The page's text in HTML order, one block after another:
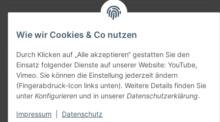
Wie wir Cookies & Co nutzen
Durch Klicken auf „Alle akzeptieren“ gestatten Sie den
Einsatz folgender Dienste auf unserer Website: YouTube,
Vimeo. Sie können die Einstellung jederzeit ändern
(Fingerabdruck-Icon links unten). Weitere Details finden Sie
unter Konfigurieren und in unserer Datenschutzerklärung.
Impressum Datenschutz
Vertrag widerrufen
* Alle Preise inkl. gesetzlicher USt., zzgl.